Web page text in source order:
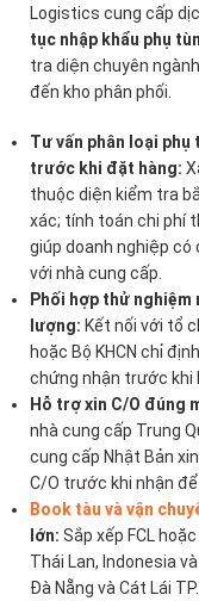
Logistics cung cấp
tục nhập khẩu phụ
tra diện chuyên
đến kho phân phối.
Tư vấn phân loại
trước khi đặt hàng:
thuộc diện kiểm tra
xác; tính toán chi phí
giúp doanh nghiệp
với nhà cung cấp.
Phối hợp thử nghiệm
lượng: Kết nối với tổ
hoặc Bộ KHCN chỉ
chứng nhận trước khi
Hỗ trợ xin C/O đúng
nhà cung cấp Trung
cung cấp Nhật Bản
C/O trước khi nhận
Book tàu và vận
lớn: Sắp xếp FCL
Thái Lan, Indonesia
Đà Nẵng và Cát Lái